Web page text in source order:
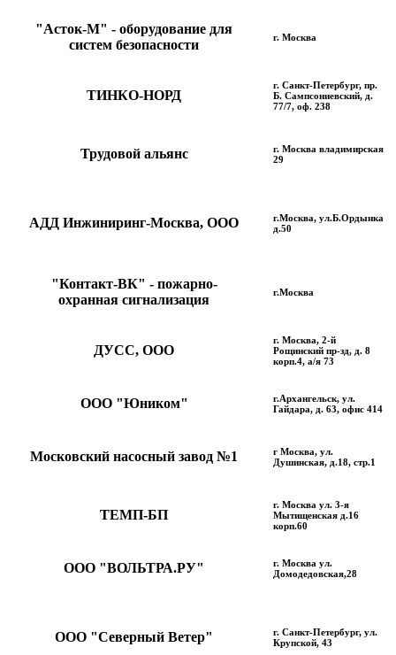
"Aсток-М" - оборудование для
систем безопасности
г. Москва
ТИНКО-НОРД
г. Санкт-Петербург, пр.
Б. Сампсониевский, д.
77/7, оф. 238
Трудовой альянс
г. Москва владимирская
29
АДД Инжиниринг-Москва, ООО
г.Москва, ул.Б.Ордынка
д.50
"Контакт-ВК" - пожарно-
охранная сигнализация
г.Москва
ДУСС, ООО
г. Москва, 2-й
Рощинский пр-зд, д. 8
корп.4, а/я 73
ООО "Юником"
г.Архангельск, ул.
Гайдара, д. 63, офис 414
Московский насосный завод №1
г Москва, ул.
Душинская, д.18, стр.1
ТЕМП-БП
г. Москва ул. 3-я
Мытищенская д.16
корп.60
ООО "ВОЛЬТРА.РУ"
г. Москва ул.
Домодедовская,28
ООО "Северный Ветер"
г. Санкт-Петербург, ул.
Крупской, 43